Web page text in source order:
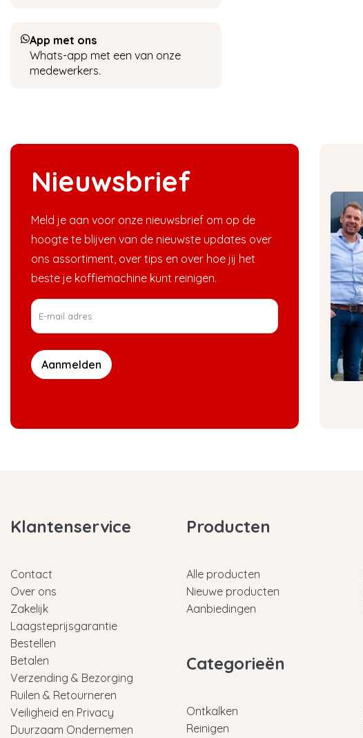
App met ons
Whats-app met een van onze
medewerkers.
Nieuwsbrief
Meld je aan voor onze nieuwsbrief om op de
hoogte te blijven van de nieuwste updates over
ons assortiment, over tips en over hoe jij het
beste je koffiemachine kunt reinigen.
Aanmelden
Klantenservice
Contact
Over ons
Zakelijk
Laagsteprijsgarantie
Bestellen
Betalen
Verzending & Bezorging
Ruilen & Retourneren
Veiligheid en Privacy
Duurzaam Ondernemen
Producten
Alle producten
Nieuwe producten
Aanbiedingen
Categorieën
Ontkalken
Reinigen